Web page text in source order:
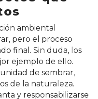
ambiental
pero el proceso
final. Sin duda, los
ejemplo de ello.
de sembrar,
de la naturaleza.
y responsabilizarse